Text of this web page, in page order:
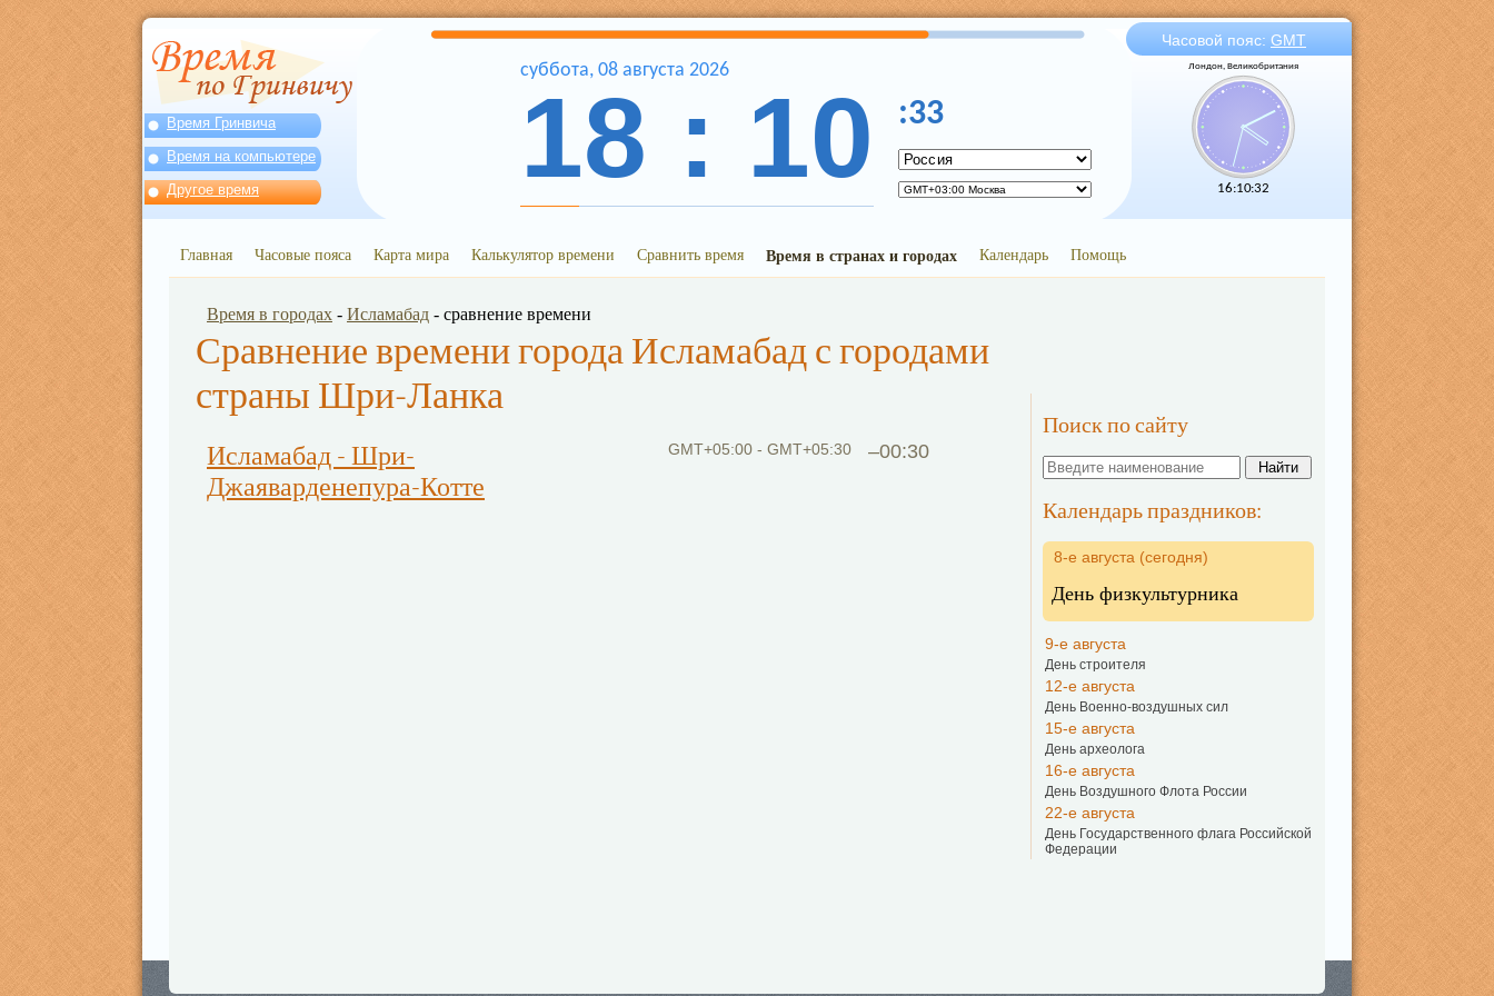
Время Гринвича
Время на компьютере
Другое время
Часовой пояс: GMT
Лондон, Великобритания
16:10:32
суббота, 08 августа 2026
18 : 10 :33
Главная Часовые пояса Карта мира Калькулятор времени Сравнить время Время в странах и городах Календарь Помощь
Поиск по сайту
Календарь праздников:
8-е августа (сегодня)
День физкультурника
9-е августа
День строителя
12-е августа
День Военно-воздушных сил
15-е августа
День археолога
16-е августа
День Воздушного Флота России
22-е августа
День Государственного флага Российской
Федерации
Время в городах - Исламабад - сравнение времени
Сравнение времени города Исламабад с городами
страны Шри-Ланка
–00:30
GMT+05:00 - GMT+05:30
Исламабад - Шри-
Джаяварденепура-Котте